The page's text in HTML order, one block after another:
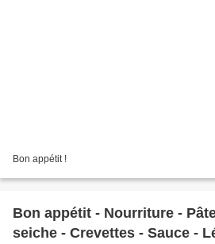
Bon appétit !
Bon appétit - Nourriture -
seiche - Crevettes - Sauce -